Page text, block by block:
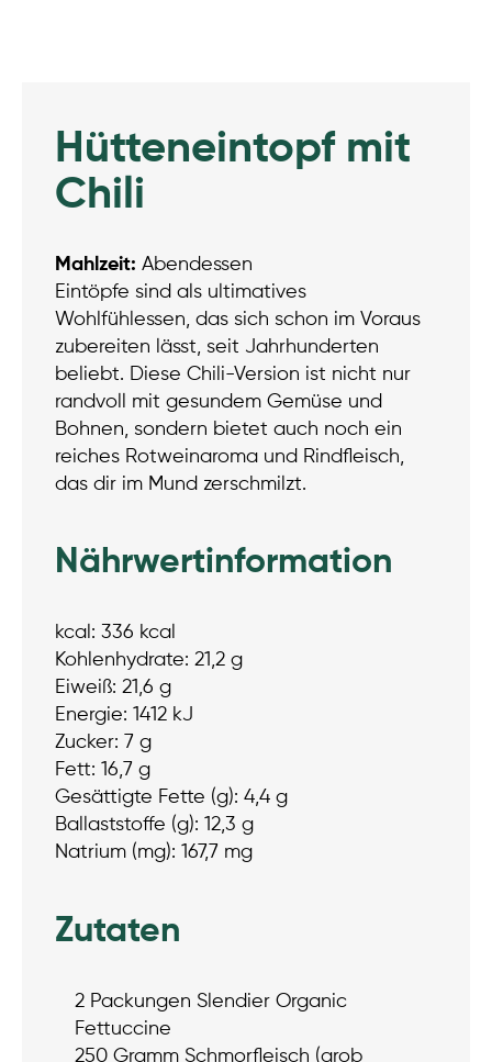
Hütteneintopf mit
Chili
Mahlzeit: Abendessen
Eintöpfe sind als ultimatives
Wohlfühlessen, das sich schon im Voraus
zubereiten lässt, seit Jahrhunderten
beliebt. Diese Chili-Version ist nicht nur
randvoll mit gesundem Gemüse und
Bohnen, sondern bietet auch noch ein
reiches Rotweinaroma und Rindfleisch,
das dir im Mund zerschmilzt.
Nährwertinformation
kcal: 336 kcal
Kohlenhydrate: 21,2 g
Eiweiß: 21,6 g
Energie: 1412 kJ
Zucker: 7 g
Fett: 16,7 g
Gesättigte Fette (g): 4,4 g
Ballaststoffe (g): 12,3 g
Natrium (mg): 167,7 mg
Zutaten
2 Packungen Slendier Organic
Fettuccine
250 Gramm Schmorfleisch (grob